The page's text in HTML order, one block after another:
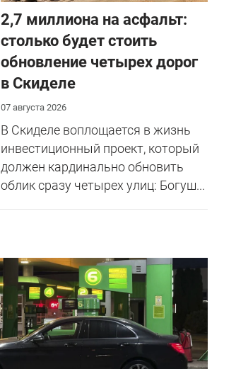
2,7 миллиона на асфальт:
столько будет стоить
обновление четырех дорог
в Скиделе
07 августа 2026
В Скиделе воплощается в жизнь
инвестиционный проект, который
должен кардинально обновить
облик сразу четырех улиц: Богуш...